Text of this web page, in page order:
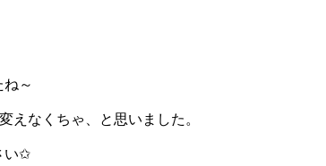
～
えなくちゃ、と思いました。
い✩